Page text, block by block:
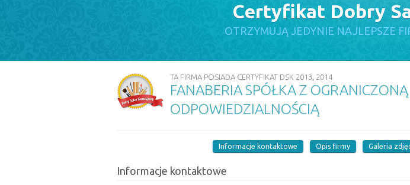
Certyfikat Dobry
OTRZYMUJĄ JEDYNIE NAJLEPSZE
TA FIRMA POSIADA CERTYFIKAT DSK 2013, 2014
FANABERIA SPÓŁKA Z OGRANICZONĄ
ODPOWIEDZIALNOŚCIĄ
Informacje kontaktowe Opis firmy Galeria
Informacje kontaktowe